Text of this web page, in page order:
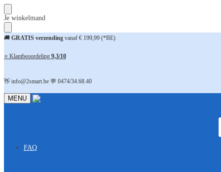
Skip
to
navigation
Skip
to
content
Je winkelmand
🚚 GRATIS verzending vanaf € 199,99 (*BE)
⭐ Klantbeoordeling 9,3/10
👋 info@2smart.be 💬 0474/34.68.40
MENU
FAQ